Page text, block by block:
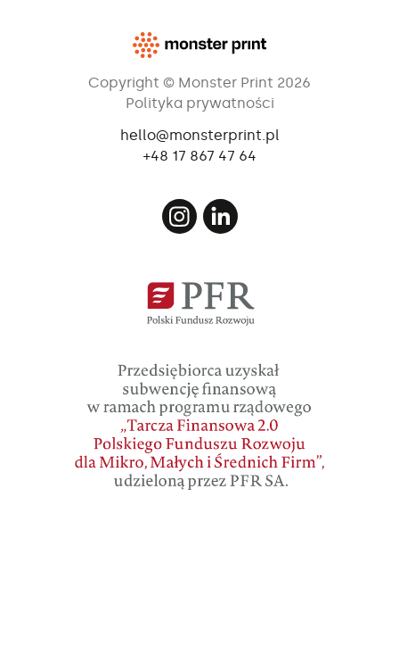
Copyright © Monster Print 2026
Polityka prywatności
hello@monsterprint.pl
+48 17 867 47 64